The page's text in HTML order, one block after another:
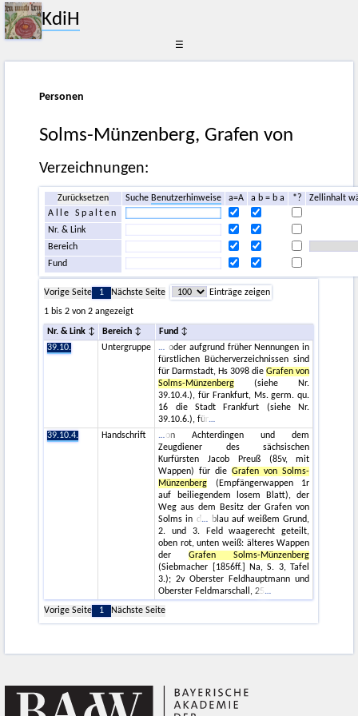
KdiH
☰
Personen
Solms-Münzenberg, Grafen von
Verzeichnungen:
Zurücksetzen SucheBenutzerhinweise a=A a b = b a *?
Zellinhalt
Alle Spalten
Nr. & Link
Bereich
Fund
Vorige Seite 1 Nächste Seite
Einträge zeigen
1 bis 2 von 2 angezeigt
Nr. & Link Bereich
Fund
39.10.
Untergruppe
oder aufgrund früher Nennungen in
fürstlichen Bücherverzeichnissen sind
für Darmstadt, Hs 3098 dieGrafen von
Solms-Münzenberg (siehe Nr.
39.10.4.), für Frankfurt, Ms. germ. qu.
16 die Stadt Frankfurt (siehe Nr.
39.10.6.), für
39.10.4.
Handschrift
on Achterdingen und dem
Zeugdiener des sächsischen
Kurfürsten Jacob Preuß (85v, mit
Wappen) für dieGrafen von Solms-
Münzenberg (Empfängerwappen 1r
auf beiliegendem losem Blatt), der
Weg aus dem Besitz der Grafen von
Solms in d
blau auf weißem Grund,
2. und 3. Feld waagerecht geteilt,
oben rot, unten weiß: älteres Wappen
derGrafen Solms-Münzenberg
(Siebmacher [1856ff.] Na, S. 3, Tafel
3.); 2v Oberster Feldhauptmann und
Oberster Feldmarschall, 25
Vorige Seite
1 Nächste Seite